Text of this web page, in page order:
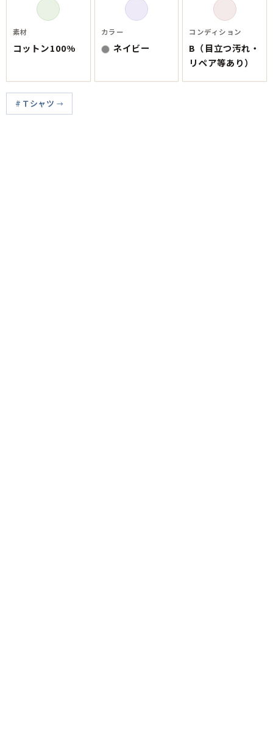
素材
コットン100%
カラー
ネイビー
コンディション
B（目立つ汚れ・
リペア等あり）
Ｔシャツ